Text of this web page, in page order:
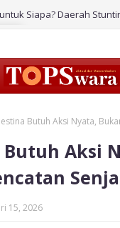
Siapa? Daerah
Butuh Aksi Nyata,
Aksi
15, 2026